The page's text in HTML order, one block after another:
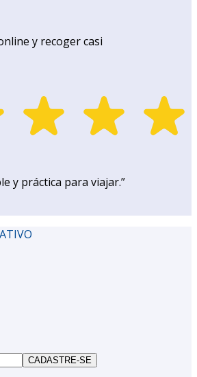
y recoger casi
y práctica para viajar.”
CADASTRE-SE